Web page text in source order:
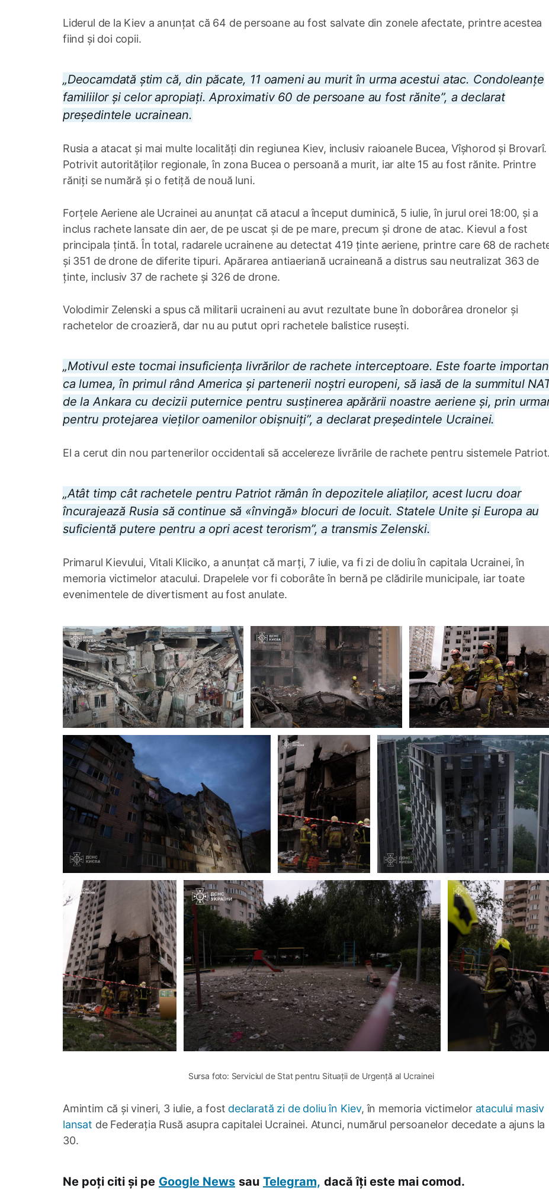
Liderul de la Kiev a anunțat că 64 de persoane au fost salvate din zonele afectate, printre acestea
fiind și doi copii.
„Deocamdată știm că, din păcate, 11 oameni au murit în urma acestui atac. Condoleanțe
familiilor și celor apropiați. Aproximativ 60 de persoane au fost rănite”, a declarat
președintele ucrainean.
Rusia a atacat și mai multe localități din regiunea Kiev, inclusiv raioanele Bucea, Vîșhorod și Brovarî.
Potrivit autorităților regionale, în zona Bucea o persoană a murit, iar alte 15 au fost rănite. Printre
răniți se numără și o fetiță de nouă luni.
Forțele Aeriene ale Ucrainei au anunțat că atacul a început duminică, 5 iulie, în jurul orei 18:00, și a
inclus rachete lansate din aer, de pe uscat și de pe mare, precum și drone de atac. Kievul a fost
principala țintă. În total, radarele ucrainene au detectat 419 ținte aeriene, printre care 68 de
și 351 de drone de diferite tipuri. Apărarea antiaeriană ucraineană a distrus sau neutralizat 363 de
ținte, inclusiv 37 de rachete și 326 de drone.
Volodimir Zelenski a spus că militarii ucraineni au avut rezultate bune în doborârea dronelor și
rachetelor de croazieră, dar nu au putut opri rachetele balistice rusești.
„Motivul este tocmai insuficiența livrărilor de rachete interceptoare. Este foarte
ca lumea, în primul rând America și partenerii noștri europeni, să iasă de la summitul
de la Ankara cu decizii puternice pentru susținerea apărării noastre aeriene și, prin
pentru protejarea vieților oamenilor obișnuiți”, a declarat președintele Ucrainei.
El a cerut din nou partenerilor occidentali să accelereze livrările de rachete pentru sistemele Patriot.
„Atât timp cât rachetele pentru Patriot rămân în depozitele aliaților, acest lucru doar
încurajează Rusia să continue să «învingă» blocuri de locuit. Statele Unite și Europa au
suficientă putere pentru a opri acest terorism”, a transmis Zelenski.
Primarul Kievului, Vitali Kliciko, a anunțat că marți, 7 iulie, va fi zi de doliu în capitala Ucrainei, în
memoria victimelor atacului. Drapelele vor fi coborâte în bernă pe clădirile municipale, iar toate
evenimentele de divertisment au fost anulate.
Sursa foto: Serviciul de Stat pentru Situații de Urgență al Ucrainei
Amintim că și vineri, 3 iulie, a fost declarată zi de doliu în Kiev, în memoria victimelor atacului masiv
lansat de Federația Rusă asupra capitalei Ucrainei. Atunci, numărul persoanelor decedate a ajuns la
30.
Ne poți citi și pe Google News sau Telegram, dacă îți este mai comod.